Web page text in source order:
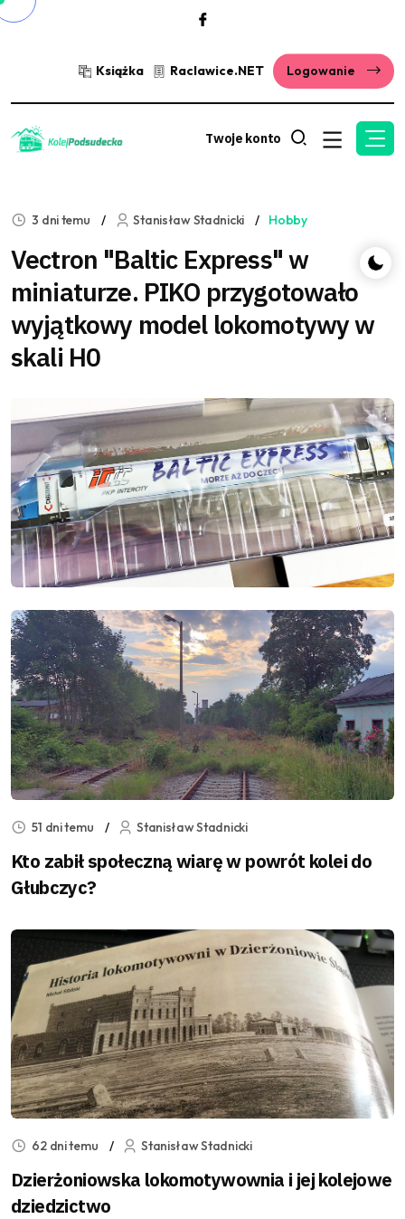
Książka Raclawice.NET Logowanie
Twoje konto
3 dni temu Stanisław Stadnicki Hobby
Vectron "Baltic Express" w
miniaturze. PIKO przygotowało
wyjątkowy model lokomotywy w
skali H0
51 dni temu Stanisław Stadnicki
Kto zabił społeczną wiarę w powrót kolei do
Głubczyc?
62 dni temu Stanisław Stadnicki
Dzierżoniowska lokomotywownia i jej kolejowe
dziedzictwo